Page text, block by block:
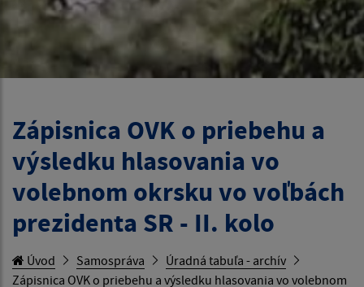
Zápisnica OVK o priebehu a
výsledku hlasovania vo
volebnom okrsku vo voľbách
prezidenta SR - II. kolo
Úvod Samospráva
Úradná tabuľa - archív
Zápisnica OVK o priebehu a výsledku hlasovania vo volebnom